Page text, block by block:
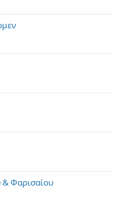
& Φαρισαίου